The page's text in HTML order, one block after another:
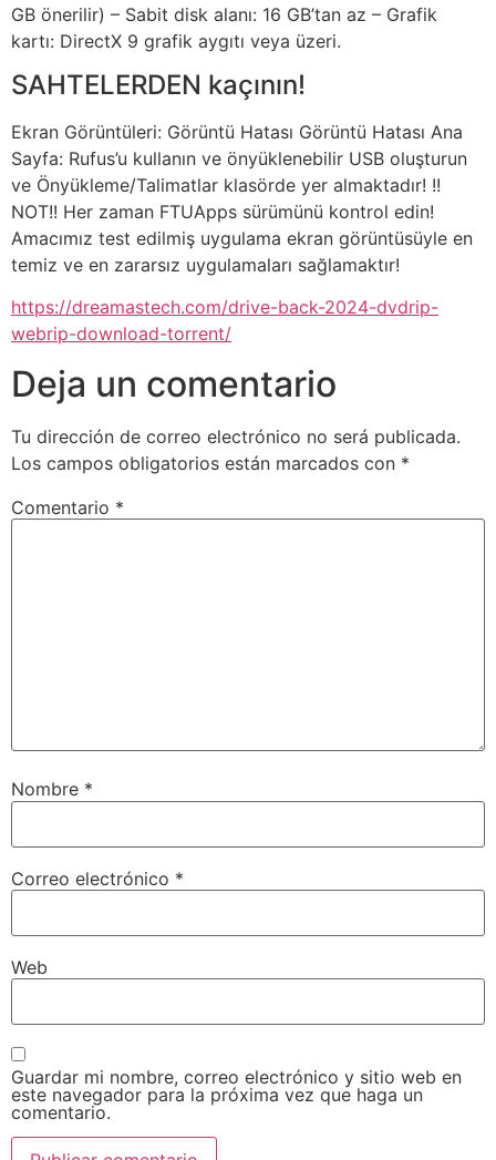
GB önerilir) – Sabit disk alanı: 16 GB’tan az – Grafik
kartı: DirectX 9 grafik aygıtı veya üzeri.
SAHTELERDEN kaçının!
Ekran Görüntüleri: Görüntü Hatası Görüntü Hatası Ana
Sayfa: Rufus’u kullanın ve önyüklenebilir USB oluşturun
ve Önyükleme/Talimatlar klasörde yer almaktadır! !!
NOT!! Her zaman FTUApps sürümünü kontrol edin!
Amacımız test edilmiş uygulama ekran görüntüsüyle en
temiz ve en zararsız uygulamaları sağlamaktır!
https://dreamastech.com/drive-back-2024-dvdrip-
webrip-download-torrent/
Deja un comentario
Tu dirección de correo electrónico no será publicada.
Los campos obligatorios están marcados con *
Comentario *
Nombre *
Correo electrónico *
Web
Guardar mi nombre, correo electrónico y sitio web en
este navegador para la próxima vez que haga un
comentario.